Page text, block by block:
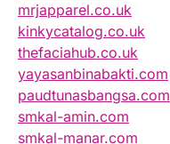
mrjapparel.co.uk
kinkycatalog.co.uk
thefaciahub.co.uk
yayasanbinabakti.com
paudtunasbangsa.com
smkal-amin.com
smkal-manar.com